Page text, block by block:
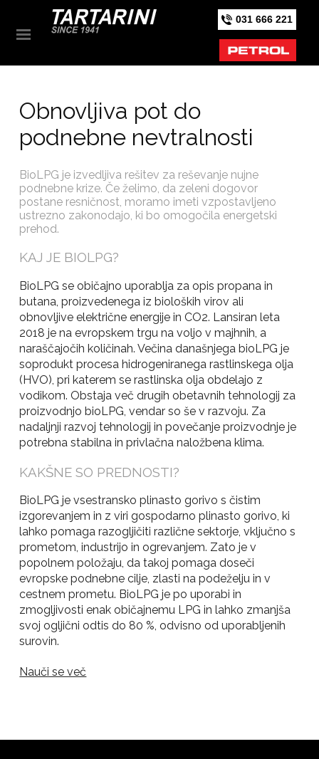
031 666 221
Obnovljiva pot do
podnebne nevtralnosti
BioLPG je izvedljiva rešitev za reševanje nujne
podnebne krize. Če želimo, da zeleni dogovor
postane resničnost, moramo imeti vzpostavljeno
ustrezno zakonodajo, ki bo omogočila energetski
prehod.
KAJ JE BIOLPG?
BioLPG se običajno uporablja za opis propana in
butana, proizvedenega iz bioloških virov ali
obnovljive električne energije in CO2. Lansiran leta
2018 je na evropskem trgu na voljo v majhnih, a
naraščajočih količinah. Večina današnjega bioLPG je
soprodukt procesa hidrogeniranega rastlinskega olja
(HVO), pri katerem se rastlinska olja obdelajo z
vodikom. Obstaja več drugih obetavnih tehnologij za
proizvodnjo bioLPG, vendar so še v razvoju. Za
nadaljnji razvoj tehnologij in povečanje proizvodnje je
potrebna stabilna in privlačna naložbena klima.
KAKŠNE SO PREDNOSTI?
BioLPG je vsestransko plinasto gorivo s čistim
izgorevanjem in z viri gospodarno plinasto gorivo, ki
lahko pomaga razogljičiti različne sektorje, vključno s
prometom, industrijo in ogrevanjem. Zato je v
popolnem položaju, da takoj pomaga doseči
evropske podnebne cilje, zlasti na podeželju in v
cestnem prometu. BioLPG je po uporabi in
zmogljivosti enak običajnemu LPG in lahko zmanjša
svoj ogljični odtis do 80 %, odvisno od uporabljenih
surovin.
Nauči se več